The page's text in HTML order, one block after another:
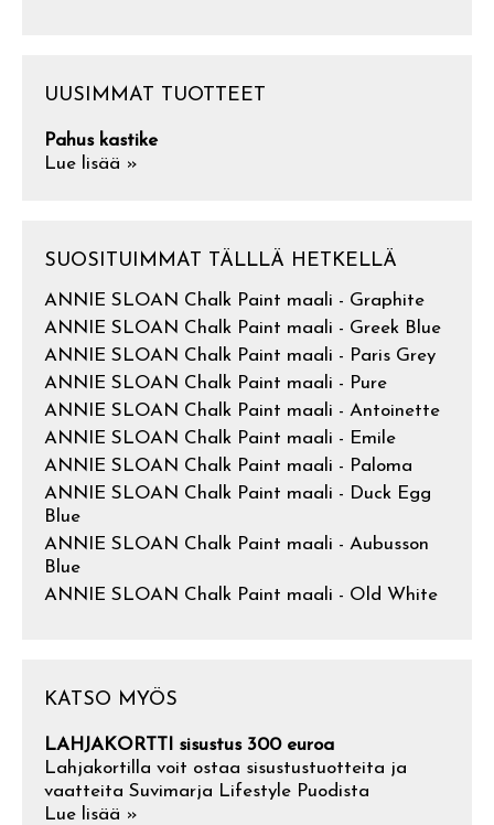
UUSIMMAT TUOTTEET
Pahus kastike
Lue lisää »
SUOSITUIMMAT TÄLLLÄ HETKELLÄ
ANNIE SLOAN Chalk Paint maali - Graphite
ANNIE SLOAN Chalk Paint maali - Greek Blue
ANNIE SLOAN Chalk Paint maali - Paris Grey
ANNIE SLOAN Chalk Paint maali - Pure
ANNIE SLOAN Chalk Paint maali - Antoinette
ANNIE SLOAN Chalk Paint maali - Emile
ANNIE SLOAN Chalk Paint maali - Paloma
ANNIE SLOAN Chalk Paint maali - Duck Egg
Blue
ANNIE SLOAN Chalk Paint maali - Aubusson
Blue
ANNIE SLOAN Chalk Paint maali - Old White
KATSO MYÖS
LAHJAKORTTI sisustus 300 euroa
Lahjakortilla voit ostaa sisustustuotteita ja
vaatteita Suvimarja Lifestyle Puodista
Lue lisää »